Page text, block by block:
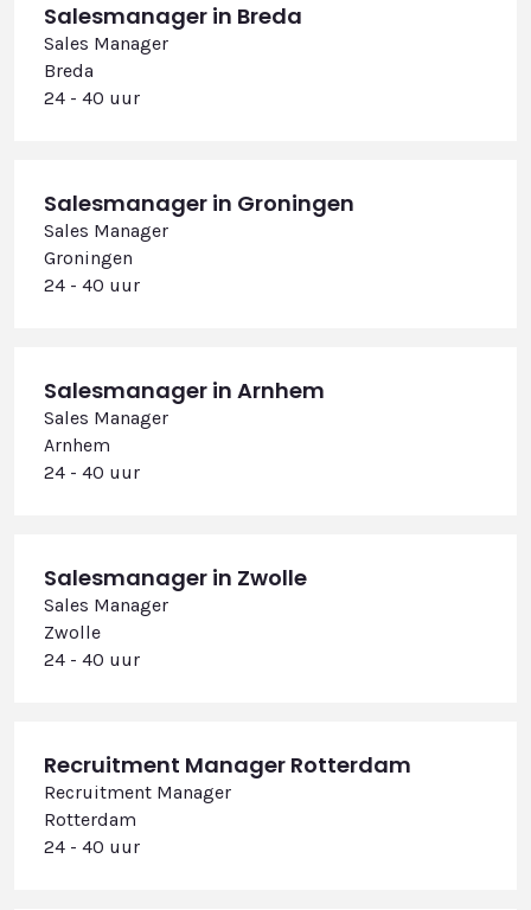
Salesmanager in Breda
Sales Manager
Breda
24 - 40 uur
Salesmanager in Groningen
Sales Manager
Groningen
24 - 40 uur
Salesmanager in Arnhem
Sales Manager
Arnhem
24 - 40 uur
Salesmanager in Zwolle
Sales Manager
Zwolle
24 - 40 uur
Recruitment Manager Rotterdam
Recruitment Manager
Rotterdam
24 - 40 uur